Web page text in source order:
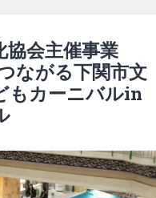
協会主催事業
ながる下関市文
もカーニバルin